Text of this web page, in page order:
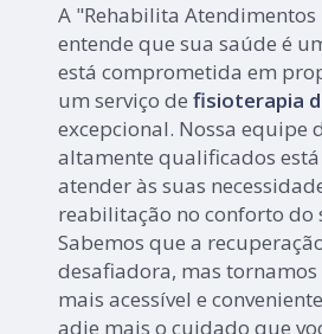
A "Rehabilita
entende que sua saúde é
está comprometida em
um serviço defisioterapia
excepcional. Nossa equipe
altamente qualificados
atender às suas
reabilitação no conforto do
Sabemos que a
desafiadora, mas tornamos
mais acessível e
adie mais o cuidado que